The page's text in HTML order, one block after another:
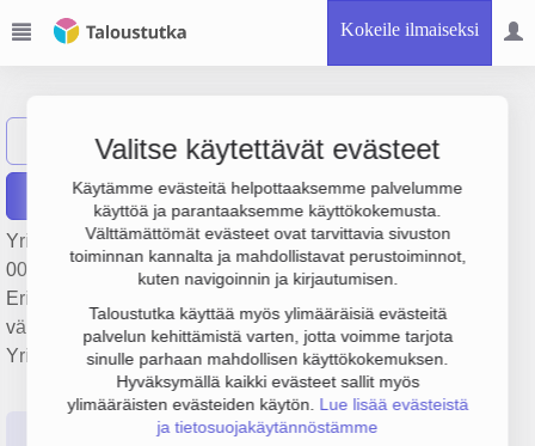
Kokeile ilmaiseksi
Valitse käytettävät evästeet
Käytämme evästeitä helpottaaksemme palvelumme
käyttöä ja parantaaksemme käyttökokemusta.
Välttämättömät evästeet ovat tarvittavia sivuston
toiminnan kannalta ja mahdollistavat perustoiminnot,
kuten navigoinnin ja kirjautumisen.
Taloustutka käyttää myös ylimääräisiä evästeitä
palvelun kehittämistä varten, jotta voimme tarjota
sinulle parhaan mahdollisen käyttökokemuksen.
Hyväksymällä kaikki evästeet sallit myös
ylimääräisten evästeiden käytön. Lue lisää evästeistä
ja tietosuojakäytännöstämme
Näytä haku VM Virpin Marja Oy
Raportit
Yrityksen Virpin Marja Oy liikevaihto on 322 000 €, tulos -2
000 € ja henkilöstömäärä 3. Sen päätoimiala on
Erikoistumaton elintarvikkeiden, juomien tai tupakan
vähittäiskauppa, perustamisvuosi 2008 ja sijainti Helsinki.
Yrityksen yhtiömuoto Osakeyhtiö (OY).
Tilinpäätösluvut Päättäjätiedot